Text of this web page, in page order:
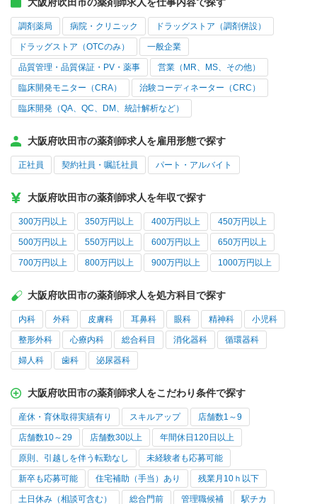
調剤薬局 病院・クリニック ドラッグストア（調剤併設）
ドラッグストア（OTCのみ） 一般企業
品質管理・品質保証・PV・薬事 営業（MR、MS、その他）
臨床開発モニター（CRA） 治験コーディネーター（CRC）
臨床開発（QA、QC、DM、統計解析など）
大阪府吹田市の薬剤師求人を雇用形態で探す
正社員 契約社員・嘱託社員 パート・アルバイト
大阪府吹田市の薬剤師求人を年収で探す
300万円以上 350万円以上 400万円以上 450万円以上
500万円以上 550万円以上 600万円以上 650万円以上
700万円以上 800万円以上 900万円以上 1000万円以上
大阪府吹田市の薬剤師求人を処方科目で探す
内科 外科 皮膚科 耳鼻科 眼科 精神科 小児科
整形外科 心療内科 総合科目 消化器科 循環器科
婦人科 歯科 泌尿器科
大阪府吹田市の薬剤師求人をこだわり条件で探す
産休・育休取得実績有り スキルアップ 店舗数1～9
店舗数10～29 店舗数30以上 年間休日120日以上
原則、引越しを伴う転勤なし 未経験者も応募可能
新卒も応募可能 住宅補助（手当）あり 残業月10ｈ以下
土日休み（相談可含む） 総合門前 管理職候補 駅チカ